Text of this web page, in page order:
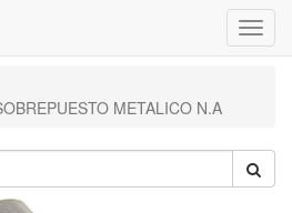
Menú
de
METALICO N.A